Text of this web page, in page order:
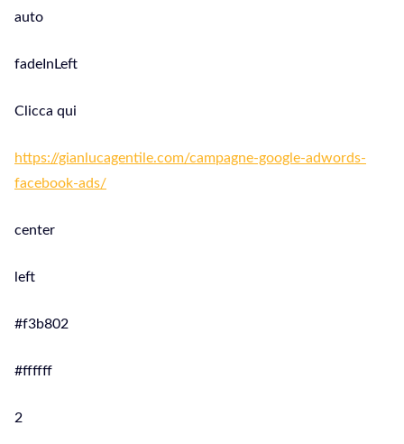
auto
fadeInLeft
Clicca qui
https://gianlucagentile.com/campagne-google-adwords-
facebook-ads/
center
left
#f3b802
#ffffff
2